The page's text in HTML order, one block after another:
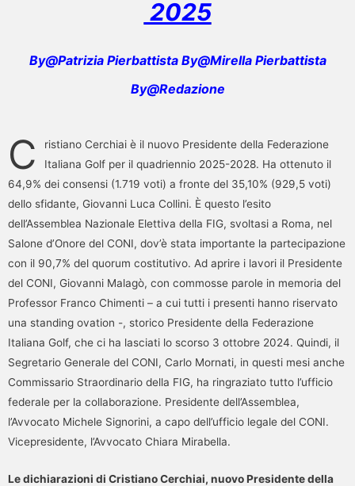
2025
By@Patrizia Pierbattista By@Mirella Pierbattista
By@Redazione
C
ristiano Cerchiai è il nuovo Presidente della Federazione
Italiana Golf per il quadriennio 2025-2028. Ha ottenuto il
64,9% dei consensi (1.719 voti) a fronte del 35,10% (929,5 voti)
dello sfidante, Giovanni Luca Collini. È questo l’esito
dell’Assemblea Nazionale Elettiva della FIG, svoltasi a Roma, nel
Salone d’Onore del CONI, dov’è stata importante la partecipazione
con il 90,7% del quorum costitutivo. Ad aprire i lavori il Presidente
del CONI, Giovanni Malagò, con commosse parole in memoria del
Professor Franco Chimenti – a cui tutti i presenti hanno riservato
una standing ovation -, storico Presidente della Federazione
Italiana Golf, che ci ha lasciati lo scorso 3 ottobre 2024. Quindi, il
Segretario Generale del CONI, Carlo Mornati, in questi mesi anche
Commissario Straordinario della FIG, ha ringraziato tutto l’ufficio
federale per la collaborazione. Presidente dell’Assemblea,
l’Avvocato Michele Signorini, a capo dell’ufficio legale del CONI.
Vicepresidente, l’Avvocato Chiara Mirabella.
Le dichiarazioni di Cristiano Cerchiai, nuovo Presidente della